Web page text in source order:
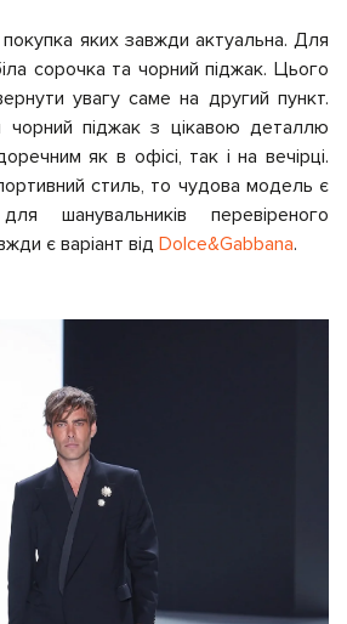
покупка яких завжди актуальна. Для
сорочка та чорний піджак. Цього
увагу саме на другий пункт.
чорний піджак з цікавою деталлю
як в офісі, так і на вечірці.
стиль, то чудова модель є
шанувальників перевіреного
є варіант від Dolce&Gabbana.